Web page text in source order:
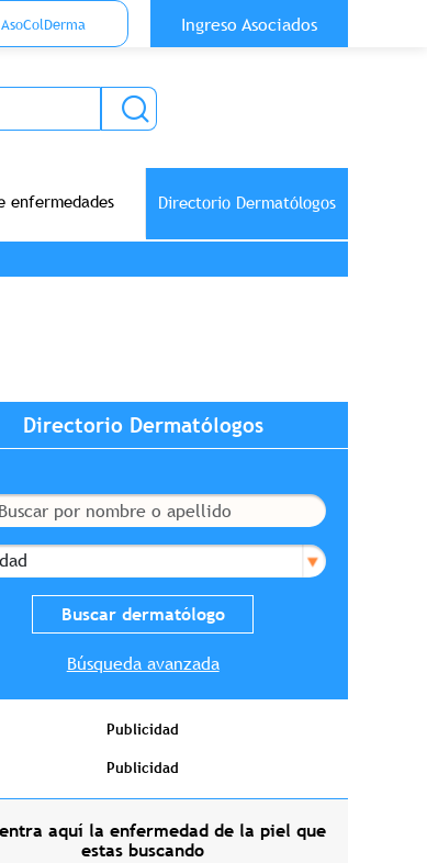
Ingreso Asociados
enfermedades Directorio Dermatólogos
Directorio Dermatólogos
Búsqueda avanzada
Publicidad
Publicidad
aquí la enfermedad de la piel que
estas buscando